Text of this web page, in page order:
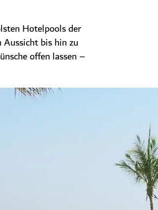
Hotelpools der
bis hin zu
offen lassen –